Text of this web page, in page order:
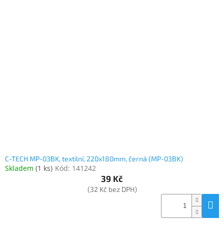
C-TECH MP-03BK, textilní, 220x180mm, černá (MP-03BK)
Skladem (1 ks) Kód: 141242
39 Kč
(32 Kč bez DPH)